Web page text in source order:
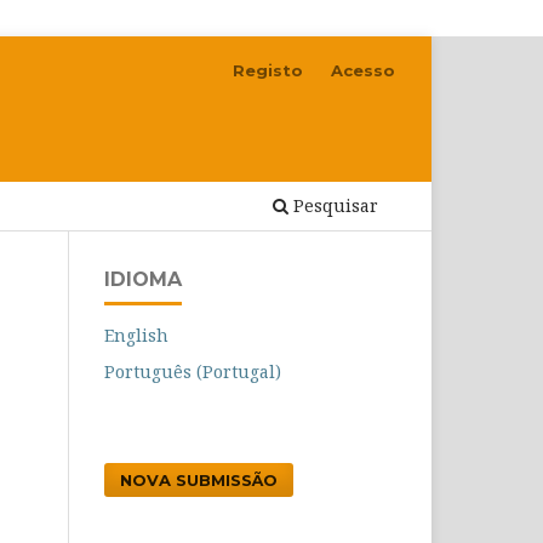
Pesquisar
Registo Acesso
IDIOMA
English
Português (Portugal)
NOVA SUBMISSÃO